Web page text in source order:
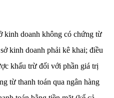
kinh doanh không có chứng từ
kinh doanh phải kê khai; điều
khấu trừ đối với phần giá trị
từ thanh toán qua ngân hàng